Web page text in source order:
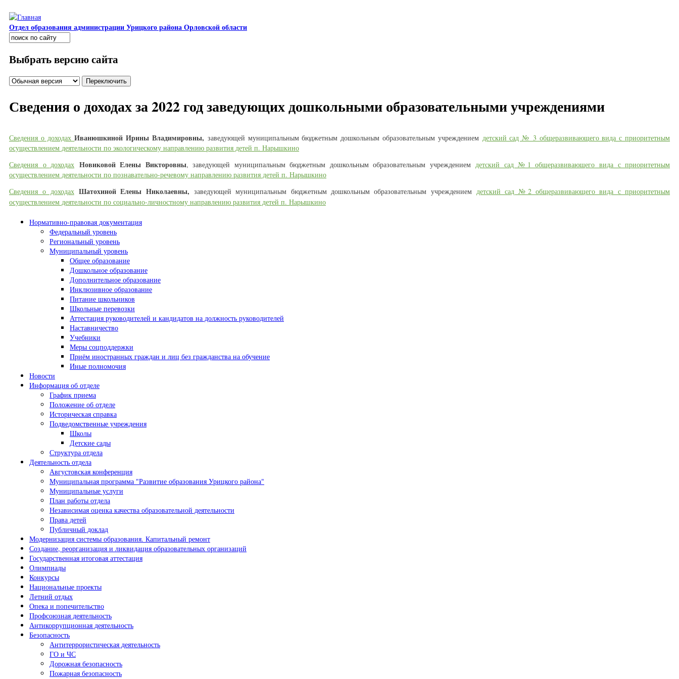
Перейти к основному содержанию
Отдел образования администрации Урицкого района Орловской области
Поиск
Выбрать версию сайта
Сведения о доходах за 2022 год заведующих дошкольными образовательными учреждениями
Сведения о доходахИванюшкиной Ирины Владимировны, заведующей муниципальным бюджетным дошкольным образовательным учреждением детский сад № 3 общеразвивающего вида с приоритетным
осуществлением деятельности по экологическому направлению развития детей п. Нарышкино
Сведения о доходах Новиковой Елены Викторовны, заведующей муниципальным бюджетным дошкольным образовательным учреждениемдетский сад №1 общеразвивающего вида с приоритетным
осуществлением деятельности по познавательно-речевому направлению развития детей п. Нарышкино
Сведения о доходах Шатохиной Елены Николаевны, заведующей муниципальным бюджетным дошкольным образовательным учреждением детский сад №2 общеразвивающего вида с приоритетным
осуществлением деятельности по социально-личностному направлению развития детей п. Нарышкино
Нормативно-правовая документация
Федеральный уровень
Региональный уровень
Муниципальный уровень
Общее образование
Дошкольное образование
Дополнительное образование
Инклюзивное образование
Питание школьников
Школьные перевозки
Аттестация руководителей и кандидатов на должность руководителей
Наставничество
Учебники
Меры соцподдержки
Приём иностранных граждан и лиц без гражданства на обучение
Иные полномочия
Новости
Информация об отделе
График приема
Положение об отделе
Историческая справка
Подведомственные учреждения
Школы
Детские сады
Структура отдела
Деятельность отдела
Августовская конференция
Муниципальная программа "Развитие образования Урицкого района"
Муниципальные услуги
План работы отдела
Независимая оценка качества образовательной деятельности
Права детей
Публичный доклад
Модернизация системы образования. Капитальный ремонт
Создание, реорганизация и ликвидация образовательных организаций
Государственная итоговая аттестация
Олимпиады
Конкурсы
Национальные проекты
Летний отдых
Опека и попечительство
Профсоюзная деятельность
Антикоррупционная деятельность
Безопасность
Антитеррористическая деятельность
ГО и ЧС
Дорожная безопасность
Пожарная безопасность